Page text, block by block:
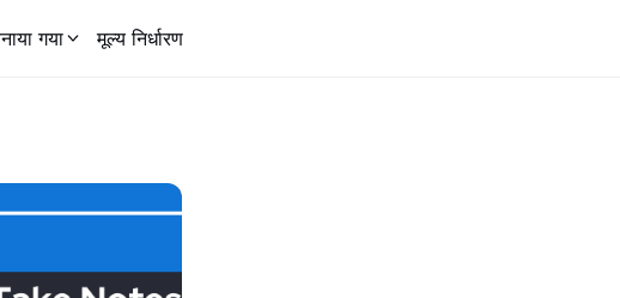
गया मूल्य निर्धारण